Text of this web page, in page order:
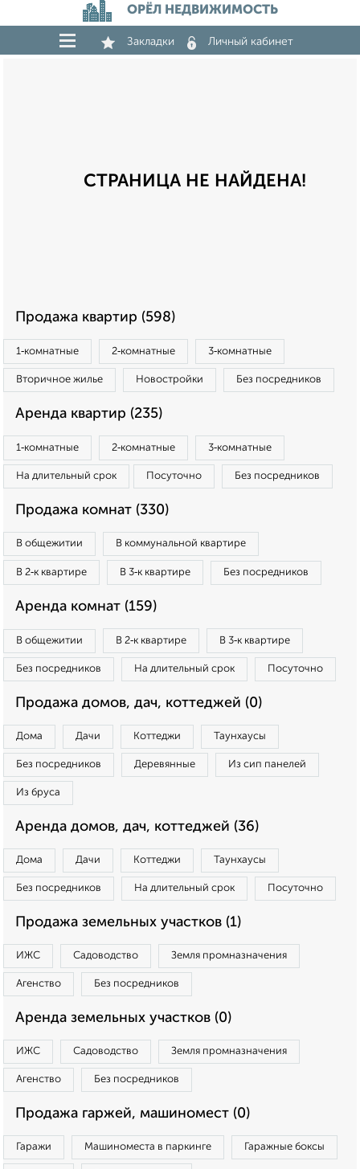
ОРЁЛ НЕДВИЖИМОСТЬ
Закладки Личный кабинет
СТРАНИЦА НЕ НАЙДЕНА!
Продажа квартир (598)
1‑комнатные 2‑комнатные 3‑комнатные
Вторичное жилье Новостройки Без посредников
Аренда квартир (235)
1‑комнатные 2‑комнатные 3‑комнатные
На длительный срок Посуточно Без посредников
Продажа комнат (330)
В общежитии В коммунальной квартире
В 2‑к квартире В 3‑к квартире Без посредников
Аренда комнат (159)
В общежитии В 2‑к квартире В 3‑к квартире
Без посредников На длительный срок Посуточно
Продажа домов, дач, коттеджей (0)
Дома Дачи Коттеджи Таунхаусы
Без посредников Деревянные Из сип панелей
Из бруса
Аренда домов, дач, коттеджей (36)
Дома Дачи Коттеджи Таунхаусы
Без посредников На длительный срок Посуточно
Продажа земельных участков (1)
ИЖС Садоводство Земля промназначения
Агенство Без посредников
Аренда земельных участков (0)
ИЖС Садоводство Земля промназначения
Агенство Без посредников
Продажа гаржей, машиномест (0)
Гаражи Машиноместа в паркинге Гаражные боксы